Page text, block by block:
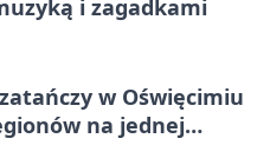
i zagadkami
w Oświęcimiu
na jednej